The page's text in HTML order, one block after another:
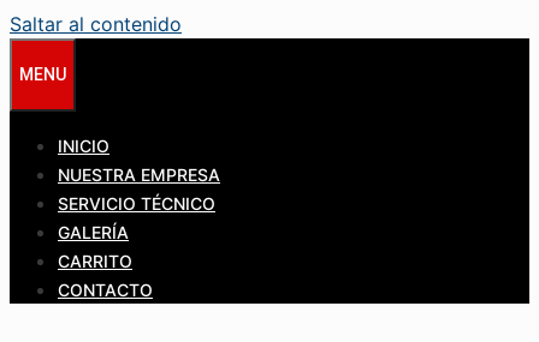
Saltar al contenido
MENU
INICIO
NUESTRA EMPRESA
SERVICIO TÉCNICO
GALERÍA
CARRITO
CONTACTO